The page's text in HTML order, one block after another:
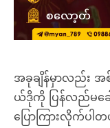
အခုချိန်မှာလည်း အ
ယ်ဒိုကို ပြန်လည်မခ
ပြောကြားလိုက်ပါ